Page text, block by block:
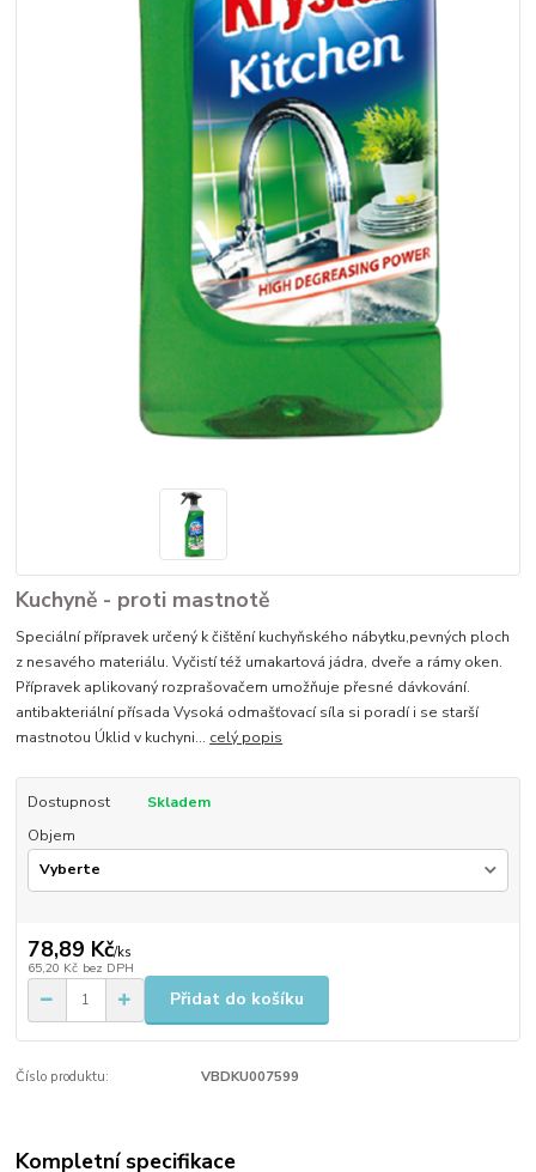
Kuchyně - proti mastnotě
Speciální přípravek určený k čištění kuchyňského nábytku,pevných ploch
z nesavého materiálu. Vyčistí též umakartová jádra, dveře a rámy oken.
Přípravek aplikovaný rozprašovačem umožňuje přesné dávkování.
antibakteriální přísada Vysoká odmašťovací síla si poradí i se starší
mastnotou Úklid v kuchyni... celý popis
Dostupnost
Skladem
Objem
78,89 Kč/ks
65,20 Kč bez DPH
Přidat do košíku
Číslo produktu: VBDKU007599
Kompletní specifikace